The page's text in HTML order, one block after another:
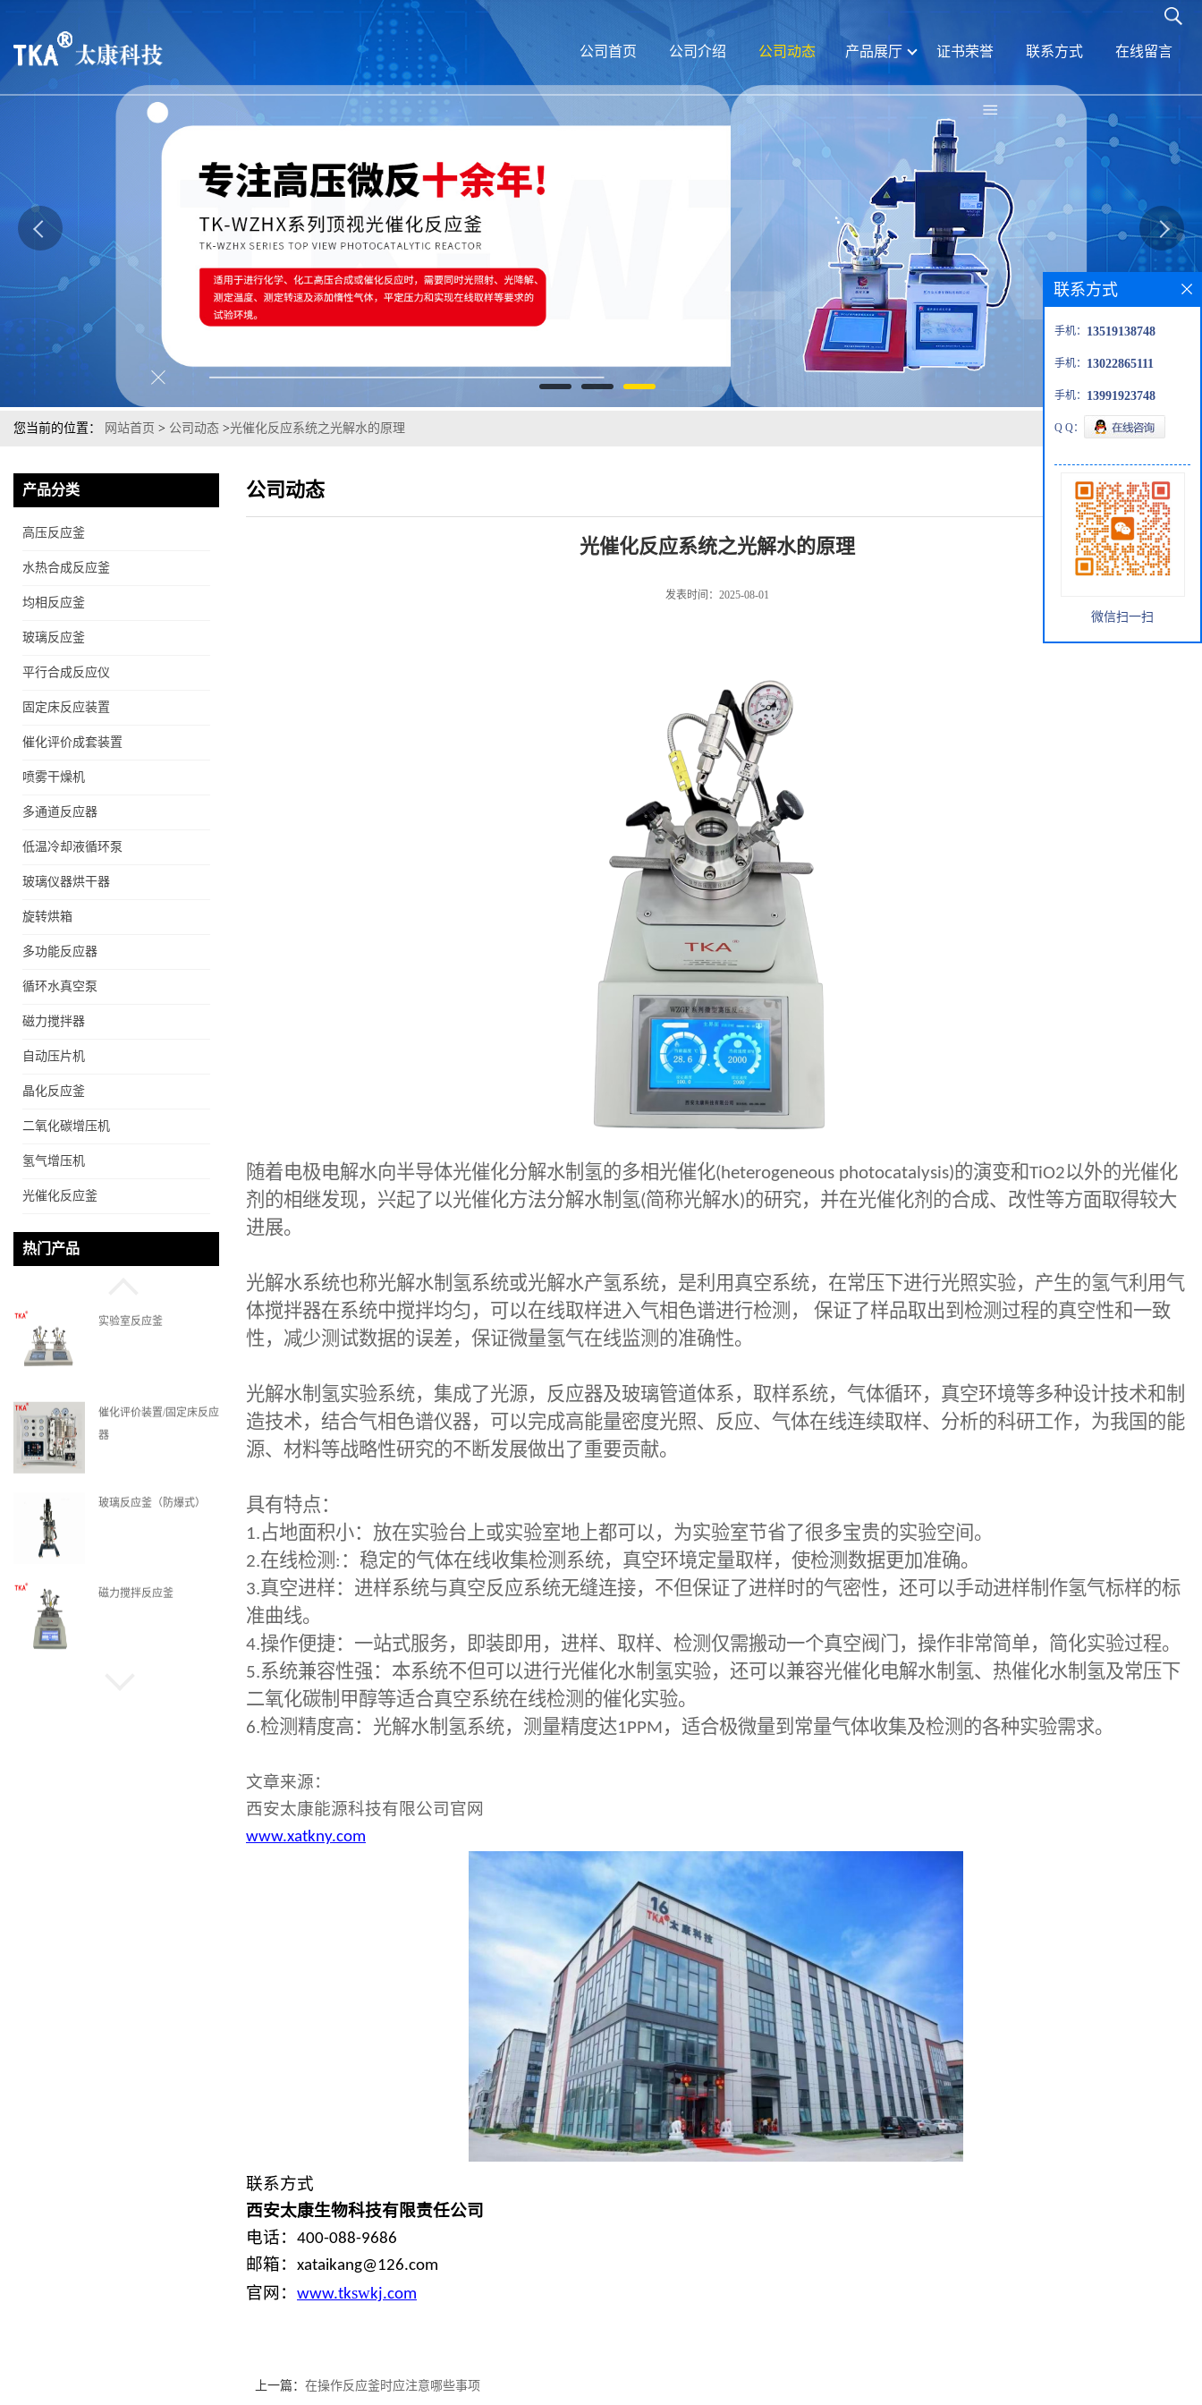
公司首页 公司介绍 公司动态 产品展厅 证书荣誉 联系方式 在线留言
您当前的位置： 网站首页 > 公司动态 >光催化反应系统之光解水的原理
产品分类
高压反应釜
水热合成反应釜
均相反应釜
玻璃反应釜
平行合成反应仪
固定床反应装置
催化评价成套装置
喷雾干燥机
多通道反应器
低温冷却液循环泵
玻璃仪器烘干器
旋转烘箱
多功能反应器
循环水真空泵
磁力搅拌器
自动压片机
晶化反应釜
二氧化碳增压机
氢气增压机
光催化反应釜
热门产品
实验室反应釜
催化评价装置/固定床反应
玻璃反应釜（防爆式）
磁力搅拌反应釜
机械高压反应釜
公司动态
光催化反应系统之光解水的原理
发表时间：2025-08-01
随着电极电解水向半导体光催化分解水制氢的多相光催化(heterogeneous photocatalysis)的演变和TiO2以外的光催化
剂的相继发现，兴起了以光催化方法分解水制氢(简称光解水)的研究，并在光催化剂的合成、改性等方面取得较大
进展。
光解水系统也称光解水制氢系统或光解水产氢系统，是利用真空系统，在常压下进行光照实验，产生的氢气利用气
体搅拌器在系统中搅拌均匀，可以在线取样进入气相色谱进行检测，
保证了样品取出到检测过程的真空性和一致
性，减少测试数据的误差，保证微量氢气在线监测的准确性。
光解水制氢实验系统，集成了光源，反应器及玻璃管道体系，取样系统，气体循环，真空环境等多种设计技术和制
造技术，结合气相色谱仪器，可以完成高能量密度光照、反应、气体在线连续取样、分析的科研工作，为我国的能
源、材料等战略性研究的不断发展做出了重要贡献。
具有特点：
1.占地面积小：放在实验台上或实验室地上都可以，为实验室节省了很多宝贵的实验空间。
2.在线检测 : ：稳定的气体在线收集检测系统，真空环境定量取样，使检测数据更加准确。
3.真空进样：进样系统与真空反应系统无缝连接，不但保证了进样时的气密性，还可以手动进样制作氢气标样的标
准曲线。
4.操作便捷：一站式服务，即装即用，进样、取样、检测仅需搬动一个真空阀门，操作非常简单，简化实验过程。
5.系统兼容性强：本系统不但可以进行光催化水制氢实验，还可以兼容光催化电解水制氢、热催化水制氢及常压下
二氧化碳制甲醇等适合真空系统在线检测的催化实验。
6.检测精度高：光解水制氢系统，测量精度达1PPM ，适合极微量到常量气体收集及检测的各种实验需求。
文章来源：
西安太康能源科技有限公司官网
www.xatkny.com
联系方式
西安太康生物科技有限责任公司
电话： 400-088-9686
邮箱： xataikang@126.com
官网： www.tkswkj.com
上一篇： 在操作反应釜时应注意哪些事项
联系方式
手机： 13519138748
手机： 13022865111
手机： 13991923748
Q Q：
微信扫一扫